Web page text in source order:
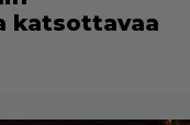
katsottavaa